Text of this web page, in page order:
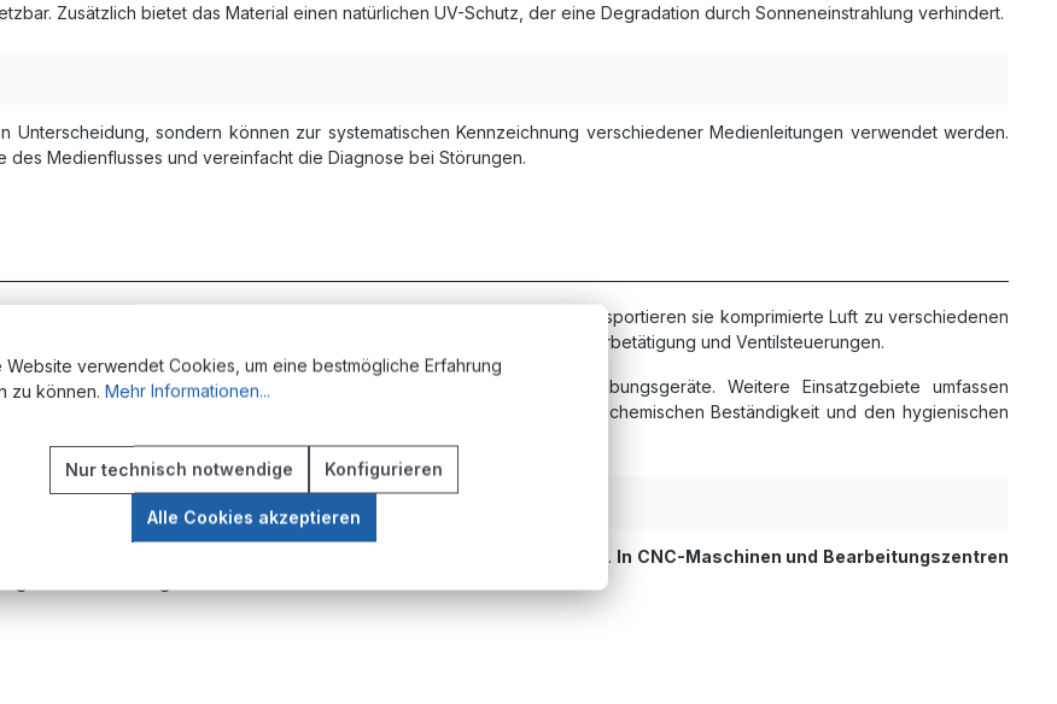
Zusätzlich bietet das Material einen natürlichen UV-Schutz, der eine Degradation durch Sonneneinstrahlung verhindert.
sondern können zur systematischen Kennzeichnung verschiedener Medienleitungen verwendet werden.
des Medienflusses und vereinfacht die Diagnose bei Störungen.
industrieller und gewerblicher Bereiche.
transportieren sie komprimierte Luft zu verschiedenen
nutzt diese Schläuche für Bewegungssteuerungen, Zylinderbetätigung und Ventilsteuerungen.
Steuerung pneumatischer Aktoren, Robotergelenke und Handhabungsgeräte. Weitere Einsatzgebiete umfassen
Druckluftwerkzeuge.
profitiert von der chemischen Beständigkeit und den hygienischen
für mobile Anwendungen und Bereiche mit häufigen Bewegungen. In CNC-Maschinen und Bearbeitungszentren
und Werkzeugwechsler.
Website verwendet Cookies, um eine bestmögliche Erfahrung
zu können. Mehr Informationen...
Nur technisch notwendige Konfigurieren
Alle Cookies akzeptieren